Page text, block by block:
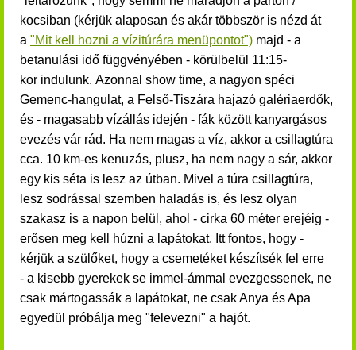
kocsiban (kérjük alaposan és akár többször is nézd át
a "Mit kell hozni a vízitúrára menüpontot") majd - a
betanulási idő függvényében - körülbelül 11:15-
kor indulunk. Azonnal show time, a nagyon spéci
Gemenc-hangulat, a Felső-Tiszára hajazó galériaerdők,
és - magasabb vízállás idején - fák között kanyargásos
evezés vár rád. Ha nem magas a víz, akkor a csillagtúra
cca. 10 km-es kenuzás, plusz, ha nem nagy a sár, akkor
egy kis séta is lesz az útban. Mivel a túra csillagtúra,
lesz sodrással szemben haladás is, és lesz olyan
szakasz is a napon belül, ahol - cirka 60 méter erejéig -
erősen meg kell húzni a lapátokat. Itt fontos, hogy -
kérjük a szülőket, hogy a csemetéket készítsék fel erre
- a kisebb gyerekek se immel-ámmal evezgessenek, ne
csak mártogassák a lapátokat, ne csak Anya és Apa
egyedül próbálja meg "felevezni" a hajót.